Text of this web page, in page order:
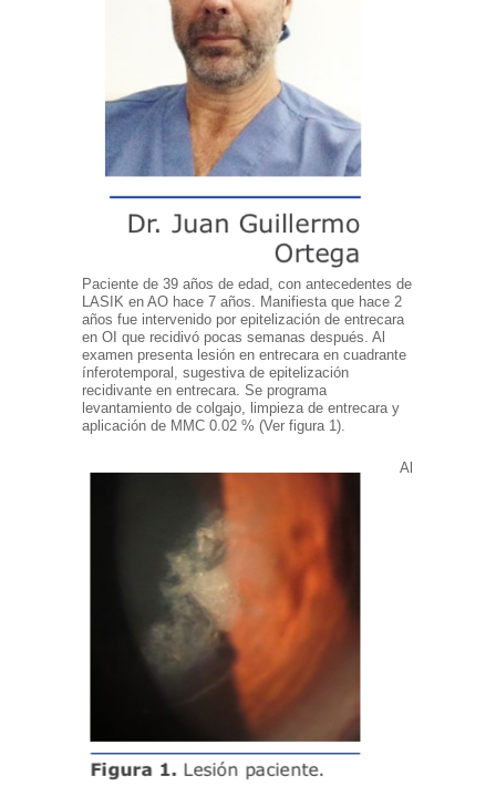
Paciente de 39 años de edad, con antecedentes de
LASIK en AO hace 7 años. Manifiesta que hace 2
años fue intervenido por epitelización de entrecara
en OI que recidivó pocas semanas después. Al
examen presenta lesión en entrecara en cuadrante
ínferotemporal, sugestiva de epitelización
recidivante en entrecara. Se programa
levantamiento de colgajo, limpieza de entrecara y
aplicación de MMC 0.02 % (Ver figura 1).
Al